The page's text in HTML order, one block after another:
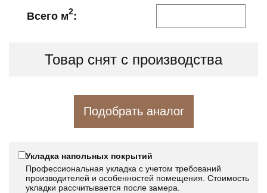
Всего м2:
Товар снят с производства
Подобрать аналог
Укладка напольных покрытий
Профессиональная укладка с учетом требований
производителей и особенностей помещения. Стоимость
укладки рассчитывается после замера.